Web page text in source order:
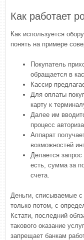
Как работает
Как используется
понять на примере
Покупатель
обращается в
Кассир
Для оплаты
карту к
Далее им
процесс
Аппарат
возможностей
Делается
есть, сумма за
счета.
Деньги, списываемые с
только потом, с
Кстати, последний
такового оказание
запрещает банкам